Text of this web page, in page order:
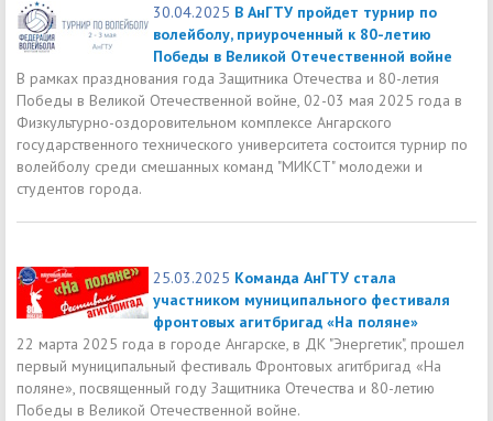
30.04.2025 В АнГТУ пройдет турнир по
волейболу, приуроченный к 80-летию
Победы в Великой Отечественной войне
В рамках празднования года Защитника Отечества и 80-летия
Победы в Великой Отечественной войне, 02-03 мая 2025 года в
Физкультурно-оздоровительном комплексе Ангарского
государственного технического университета состоится турнир по
волейболу среди смешанных команд "МИКСТ" молодежи и
студентов города.
25.03.2025 Команда АнГТУ стала
участником муниципального фестиваля
фронтовых агитбригад «На поляне»
22 марта 2025 года в городе Ангарске, в ДК "Энергетик", прошел
первый муниципальный фестиваль Фронтовых агитбригад «На
поляне», посвященный году Защитника Отечества и 80-летию
Победы в Великой Отечественной войне.